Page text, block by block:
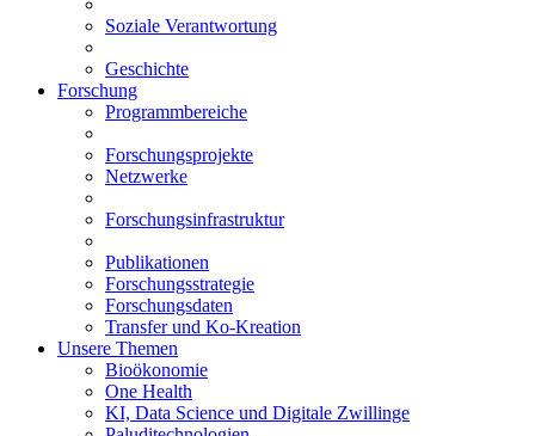
Soziale Verantwortung
Geschichte
Forschung
Programmbereiche
Forschungsprojekte
Netzwerke
Forschungsinfrastruktur
Publikationen
Forschungsstrategie
Forschungsdaten
Transfer und Ko-Kreation
Unsere Themen
Bioökonomie
One Health
KI, Data Science und Digitale Zwillinge